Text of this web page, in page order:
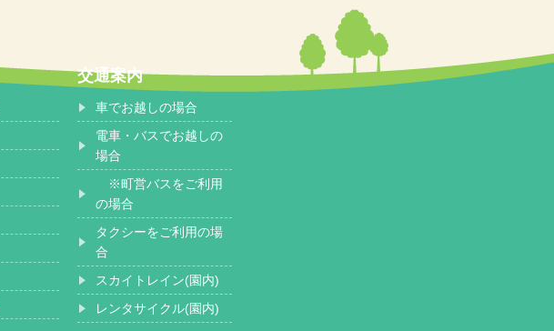
交通案内
車でお越しの場合
電車・バスでお越しの
場合
※町営バスをご利用
の場合
タクシーをご利用の場
合
スカイトレイン(園内)
レンタサイクル(園内)